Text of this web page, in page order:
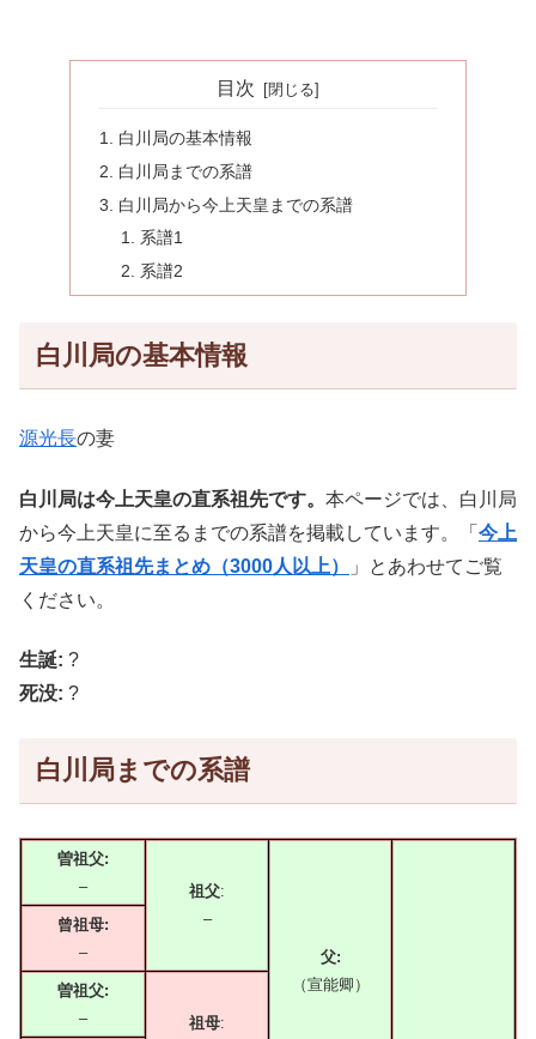
目次
白川局の基本情報
白川局までの系譜
白川局から今上天皇までの系譜
系譜1
系譜2
白川局の基本情報
源光長の妻
白川局は今上天皇の直系祖先です。 本ページでは、白川局
から今上天皇に至るまでの系譜を掲載しています。「 今上
天皇の直系祖先まとめ（3000人以上）
」とあわせてご覧
ください。
生誕: ?
死没: ?
白川局までの系譜
曽祖父:
–
祖父:
–
父:
（宣能卿）
曾祖母:
–
曽祖父:
–
祖母: